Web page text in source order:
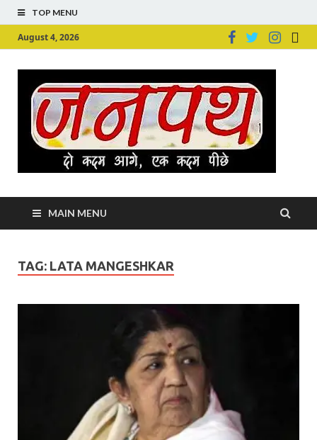
TOP MENU
August 4, 2026
MAIN MENU
TAG: LATA MANGESHKAR